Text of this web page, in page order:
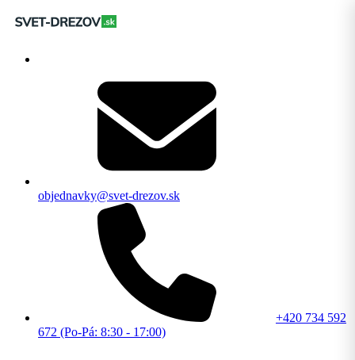
objednavky@svet-drezov.sk
+420 734 592
672 (Po-Pá: 8:30 - 17:00)